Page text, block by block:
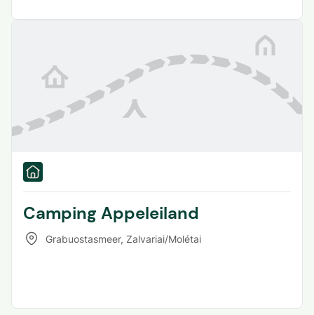
Camping Appeleiland
Grabuostasmeer, Zalvariai/Molétai